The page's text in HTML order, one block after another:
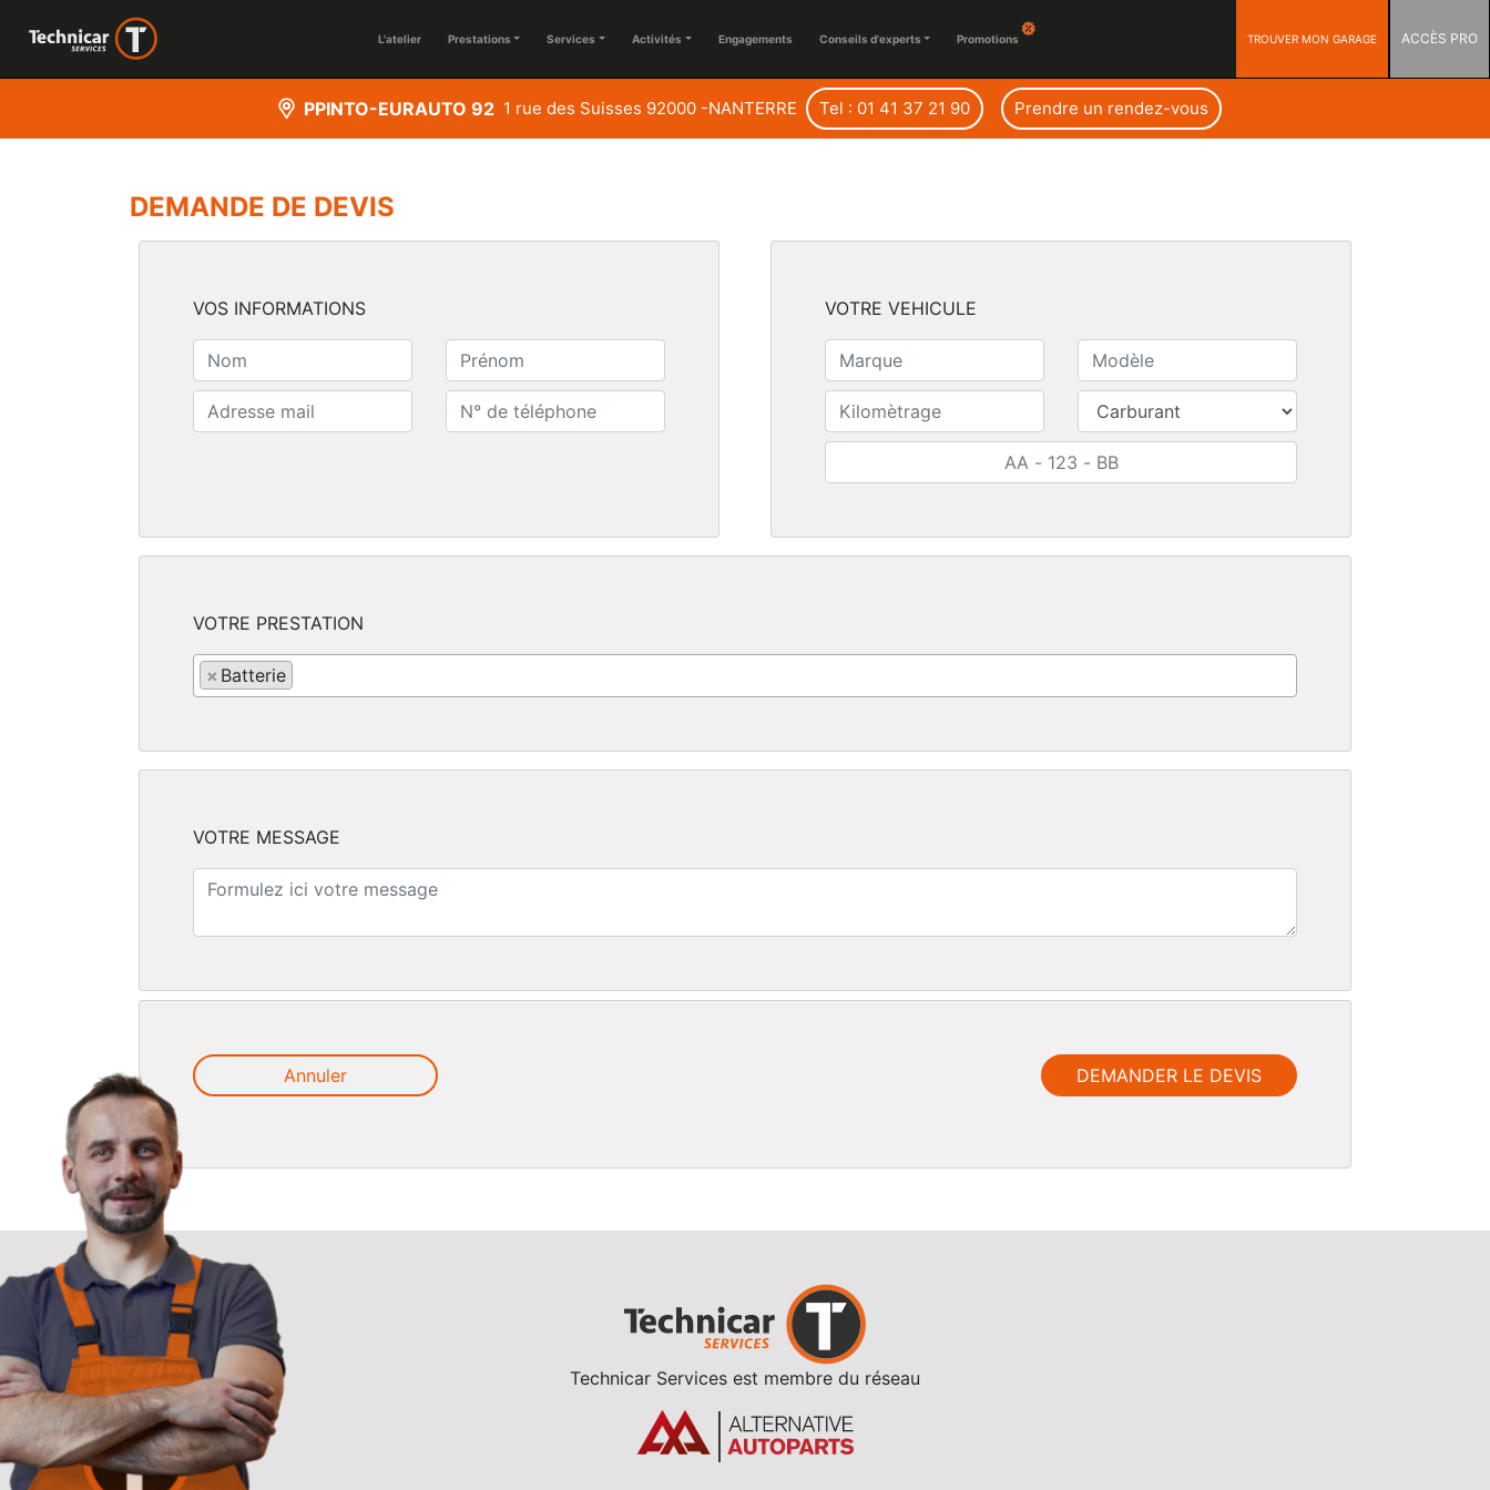
L'atelier Prestations Services Activités Engagements Conseils d'experts Promotions TROUVER MON GARAGE ACCÈS PRO
PPINTO-EURAUTO 92 1 rue des Suisses 92000 -NANTERRE Tel : 01 41 37 21 90 Prendre un rendez-vous
DEMANDE DE DEVIS
VOS INFORMATIONS VOTRE VEHICULE
VOTRE PRESTATION
× Batterie
VOTRE MESSAGE
Annuler DEMANDER LE DEVIS
Technicar Services est membre du réseau